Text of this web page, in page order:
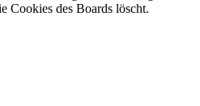
Cookies des Boards löscht.